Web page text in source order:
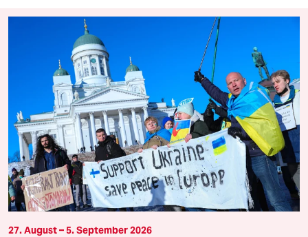
27. August – 5. September 2026